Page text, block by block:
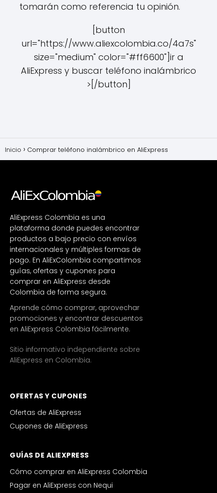
tomarán como referencia tu opinión.
[button
url="https://www.aliexcolombia.co/4a7s"
size="medium" color="#ff6600"]ir a
AliExpress y buscar teléfono inalámbrico
>[/button]
Inicio Comprar teléfono inalámbrico en AliExpress
AliExpress Colombia es una
plataforma donde puedes encontrar
productos a bajo precio con envíos
internacionales y múltiples formas de
pago. En AliExColombia compartimos
guías, ofertas y cupones para
comprar en AliExpress desde
Colombia de forma segura.
Aprende cómo comprar, aprovechar
promociones y encontrar descuentos
en AliExpress Colombia fácilmente.
Sitio informativo independiente sobre
AliExpress en Colombia.
OFERTAS Y CUPONES
Ofertas de AliExpress
Cupones de AliExpress
GUÍAS DE ALIEXPRESS
Cómo comprar en AliExpress Colombia
Pagar en AliExpress con Nequi